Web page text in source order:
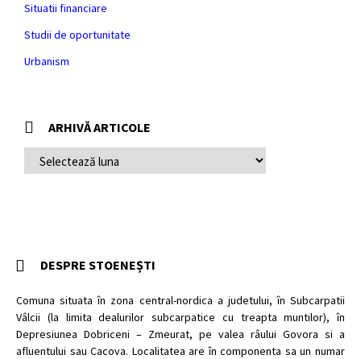
Situatii financiare
Studii de oportunitate
Urbanism
ARHIVĂ ARTICOLE
ARTICOLE
DESPRE STOENEȘTI
Comuna situata în zona central-nordica a judetului, în Subcarpatii
Vâlcii (la limita dealurilor subcarpatice cu treapta muntilor), în
Depresiunea Dobriceni – Zmeurat, pe valea râului Govora si a
afluentului sau Cacova. Localitatea are în componenta sa un numar